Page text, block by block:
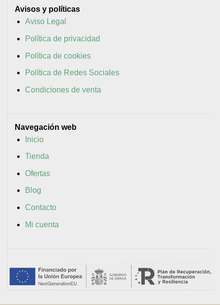
Avisos y políticas
Aviso Legal
Política de privacidad
Política de cookies
Política de Redes Sociales
Condiciones de venta
Navegación web
Inicio
Tienda
Ofertas
Blog
Contacto
Mi cuenta